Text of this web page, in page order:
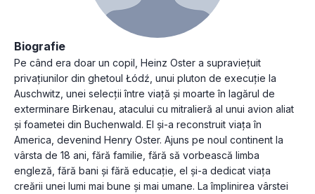
Biografie
Pe când era doar un copil, Heinz Oster a supraviețuit
privațiunilor din ghetoul Łódź, unui pluton de execuție la
Auschwitz, unei selecții între viață și moarte în lagărul de
exterminare Birkenau, atacului cu mitralieră al unui avion aliat
și foametei din Buchenwald. El și-a reconstruit viața în
America, devenind Henry Oster. Ajuns pe noul continent la
vârsta de 18 ani, fără familie, fără să vorbească limba
engleză, fără bani și fără educație, el și-a dedicat viața
creării unei lumi mai bune și mai umane. La împlinirea vârstei